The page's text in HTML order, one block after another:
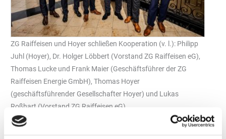
ZG Raiffeisen und Hoyer schließen Kooperation (v. l.): Philipp
Juhl (Hoyer), Dr. Holger Löbbert (Vorstand ZG Raiffeisen eG),
Thomas Lucke und Frank Maier (Geschäftsführer der ZG
Raiffeisen Energie GmbH), Thomas Hoyer
(geschäftsführender Gesellschafter Hoyer) und Lukas
Roßhart (Vorstand ZG Raiffeisen eG)
Foto: Ralf H. Peter